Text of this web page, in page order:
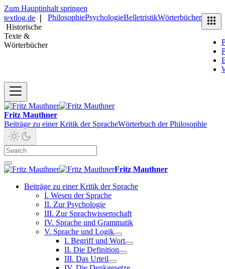
Zum Hauptinhalt springen
textlog.de
Historische
Texte &
Wörterbücher
PhilosophiePsychologieBelletristikWörterbücher
Fritz Mauthner
Beiträge zu einer Kritik der SpracheWörterbuch der Philosophie
Fritz Mauthner
Beiträge zu einer Kritik der Sprache
I. Wesen der Sprache
II. Zur Psychologie
III. Zur Sprachwissenschaft
IV. Sprache und Grammatik
V. Sprache und Logik
I. Begriff und Wort
II. Die Definition
III. Das Urteil